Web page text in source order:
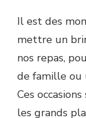
Il est des
mettre un
nos repas,
de famille ou
Ces
les grands